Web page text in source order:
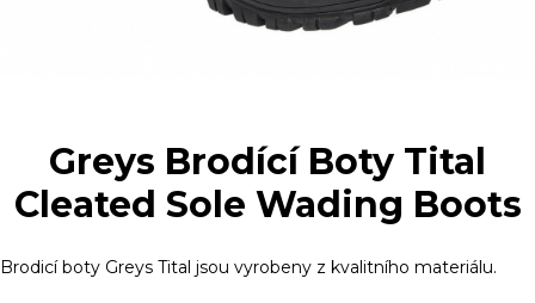
Greys Brodící Boty Tital
Cleated Sole Wading Boots
Brodicí boty Greys Tital jsou vyrobeny z kvalitního materiálu.